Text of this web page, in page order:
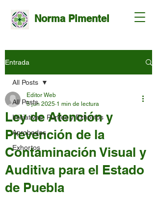
Norma Pimentel
Entrada
All Posts
Iniciativas, Puntos y Exhortos
Aprobadas
Exhortos
All Posts
Ley de Atención y
Prevención de la
Contaminación Visual y
Auditiva para el Estado
de Puebla
Editor Web
5 jun 2025 1 min de lectura